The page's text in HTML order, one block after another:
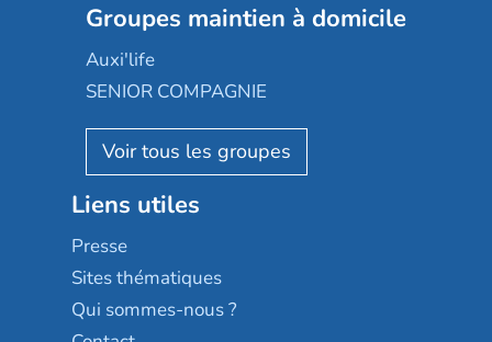
Les jardins d'Arcadie
Occitalia
Appartseniors
Reseda
Stella management
Les villages d'or
Sérénys
Résidences services Villa Médicis
Groupe SOS
Le Noble Âge
Almage
Résidalya
Groupe aplus
Groupes maintien à domicile
Auxi'life
SENIOR COMPAGNIE
AGE D'OR Services
Liens utiles
Presse
Sites thématiques
Qui sommes-nous ?